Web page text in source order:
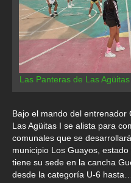
Las Panteras de Las
Bajo el mando del entrenador
Las Agüitas I se alista para
comunales que se
municipio Los Guayos,
tiene su sede en la cancha
desde la categoría U-6 hasta…